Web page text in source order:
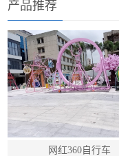
产品推荐
网红360自行车